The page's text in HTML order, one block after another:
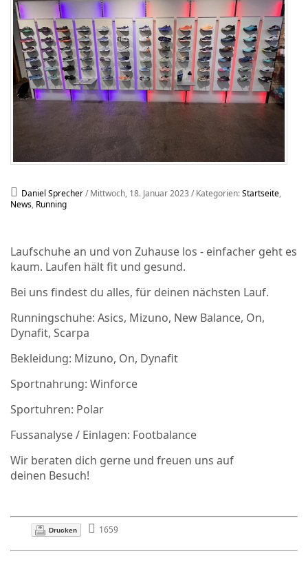
Daniel Sprecher/ Mittwoch, 18. Januar 2023 / Kategorien:Startseite,
News, Running
Laufschuhe an und von Zuhause los - einfacher geht es
kaum. Laufen hält fit und gesund.
Bei uns findest du alles, für deinen nächsten Lauf.
Runningschuhe: Asics, Mizuno, New Balance, On,
Dynafit, Scarpa
Bekleidung: Mizuno, On, Dynafit
Sportnahrung: Winforce
Sportuhren: Polar
Fussanalyse / Einlagen: Footbalance
Wir beraten dich gerne und freuen uns auf
deinen Besuch!
Drucken 1659